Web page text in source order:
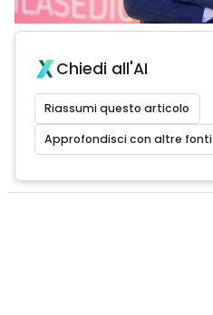
Chiedi all'AI
Riassumi questo articolo
Approfondisci con altre fonti